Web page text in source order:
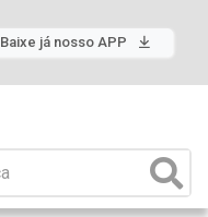
Baixe já nosso APP